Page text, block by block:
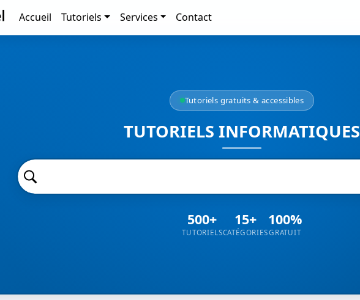
Accueil Tutoriels Services Contact
Tutoriels gratuits & accessibles
TUTORIELS INFORMATIQUES
500+
TUTORIELS
15+
CATÉGORIES
100%
GRATUIT